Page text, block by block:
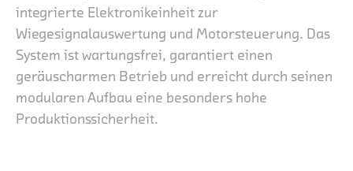
integrierte Elektronikeinheit zur
Wiegesignalauswertung und Motorsteuerung. Das
System ist wartungsfrei, garantiert einen
geräuscharmen Betrieb und erreicht durch seinen
modularen Aufbau eine besonders hohe
Produktionssicherheit.